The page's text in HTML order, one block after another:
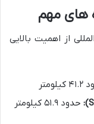
های مهم
از اهمیت بالایی
حدود ۵۱.۹ کیلومتر